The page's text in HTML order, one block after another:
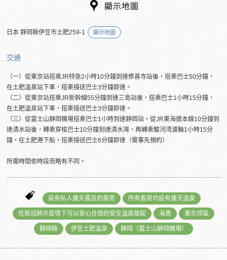
顯示地圖
日本 靜岡縣伊豆市土肥259-1 顯示地圖
交通
（一）從東京站搭乘JR特急2小時10分鐘到達修善寺站後，搭乘巴士50分鐘，
在土肥溫泉站下車，搭乘接送巴士3分鐘即達。
（二）從東京站搭乘JR新幹線55分鐘到達三島站後，搭乘巴士1小時15分鐘，
在土肥溫泉站下車，搭乘接送巴士3分鐘即達。
（三）從富士山靜岡機場搭乘巴士1小時到達靜岡站，從JR東海道本線10分鐘到
達清水站後，轉乘穿梭巴士10分鐘到達清水灣，再轉乘駿河湾渡輪1小時15分
鐘，在土肥港下船，搭乘接送巴士6分鐘即達（需事先預約）
所需時間依時段而略有不同。
設有私人露天風呂的客房 所有客房均設有露天溫泉
在新冠肺炎疫情下可以安心住宿的安全溫泉旅館 海景 東京郊區
靜岡縣 伊豆土肥溫泉 靜岡（富士山靜岡機場）